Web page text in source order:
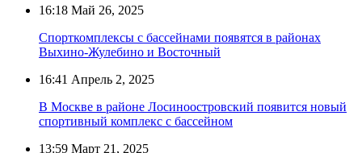
16:18 Май 26, 2025
Спорткомплексы с бассейнами появятся в районах
Выхино-Жулебино и Восточный
16:41 Апрель 2, 2025
В Москве в районе Лосиноостровский появится новый
спортивный комплекс с бассейном
13:59 Март 21, 2025